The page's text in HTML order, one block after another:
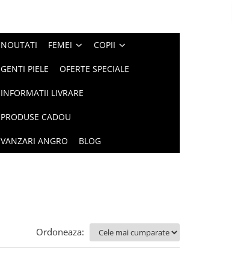
NOUTATI FEMEI COPII
GENTI PIELE OFERTE SPECIALE
INFORMATII LIVRARE
PRODUSE CADOU
VANZARI ANGRO BLOG
Ordoneaza: